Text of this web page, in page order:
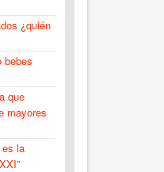
¿quién
bebes
que
mayores
es la